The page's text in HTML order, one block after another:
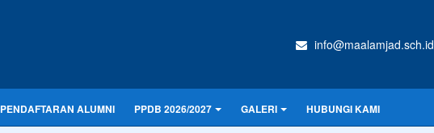
info@maalamjad.sch.id
PENDAFTARAN ALUMNI PPDB 2026/2027 GALERI HUBUNGI KAMI